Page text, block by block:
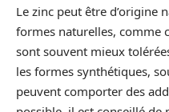
Le zinc peut être d’origine
formes naturelles, comme
sont souvent mieux
les formes synthétiques,
peuvent comporter des